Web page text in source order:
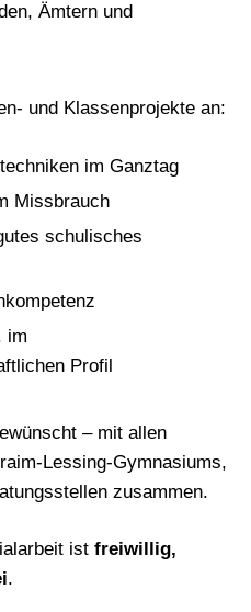
Ämtern und
und Klassenprojekte an:
im Ganztag
Missbrauch
schulisches
im
Profil
– mit allen
Lessing-Gymnasiums,
zusammen.
ist freiwillig,
.